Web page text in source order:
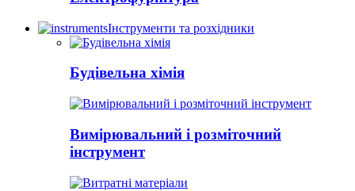
Інструменти та розхідники
Будівельна хімія
Вимірювальний і розміточний
інструмент